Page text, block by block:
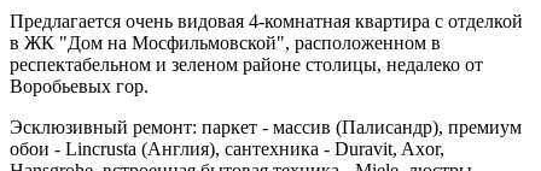
Предлагается очень видовая 4-комнатная квартира с отделкой
в ЖК "Дом на Мосфильмовской", расположенном в
респектабельном и зеленом районе столицы, недалеко от
Воробьевых гор.
Эсклюзивный ремонт: паркет - массив (Палисандр), премиум
обои - Lincrusta (Англия), сантехника - Duravit, Axor,